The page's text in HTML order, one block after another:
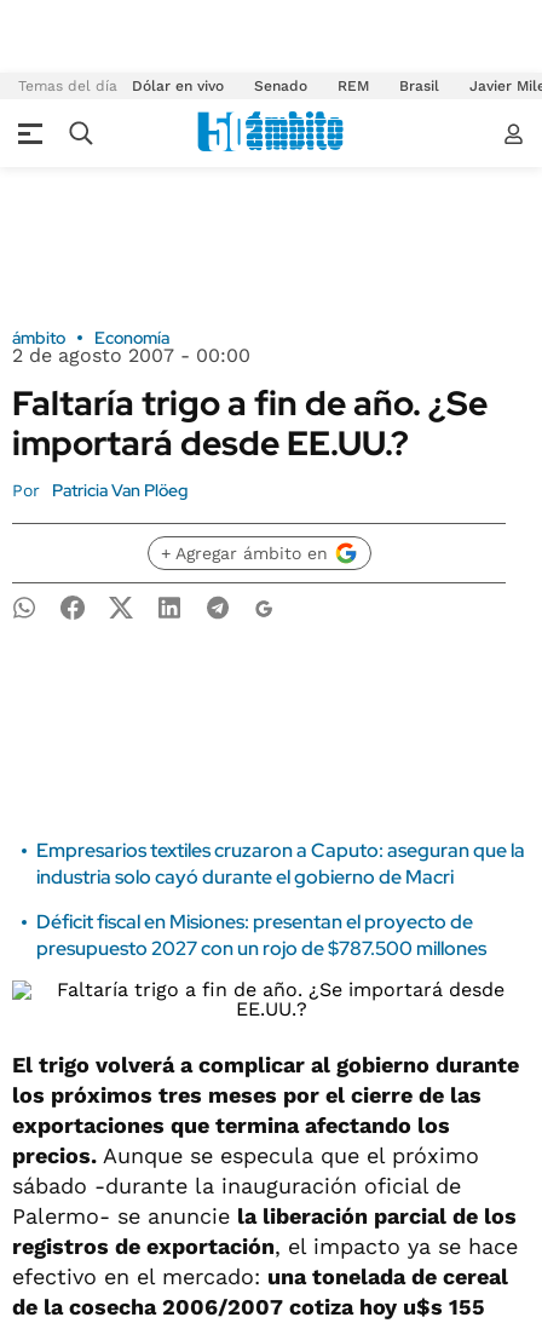
Temas del día Dólar en vivo Senado REM Brasil Javier
ámbito Economía
2 de agosto 2007 - 00:00
Faltaría trigo a fin de año. ¿Se
importará desde EE.UU.?
Por Patricia Van Plöeg
+ Agregar ámbito en
Empresarios textiles cruzaron a Caputo: aseguran que la
industria solo cayó durante el gobierno de Macri
Déficit fiscal en Misiones: presentan el proyecto de
presupuesto 2027 con un rojo de $787.500 millones
El trigo volverá a complicar al gobierno durante
los próximos tres meses por el cierre de las
exportaciones que termina afectando los
precios. Aunque se especula que el próximo
sábado -durante la inauguración oficial de
Palermo- se anuncie la liberación parcial de los
registros de exportación, el impacto ya se hace
efectivo en el mercado: una tonelada de cereal
de la cosecha 2006/2007 cotiza hoy u$s 155